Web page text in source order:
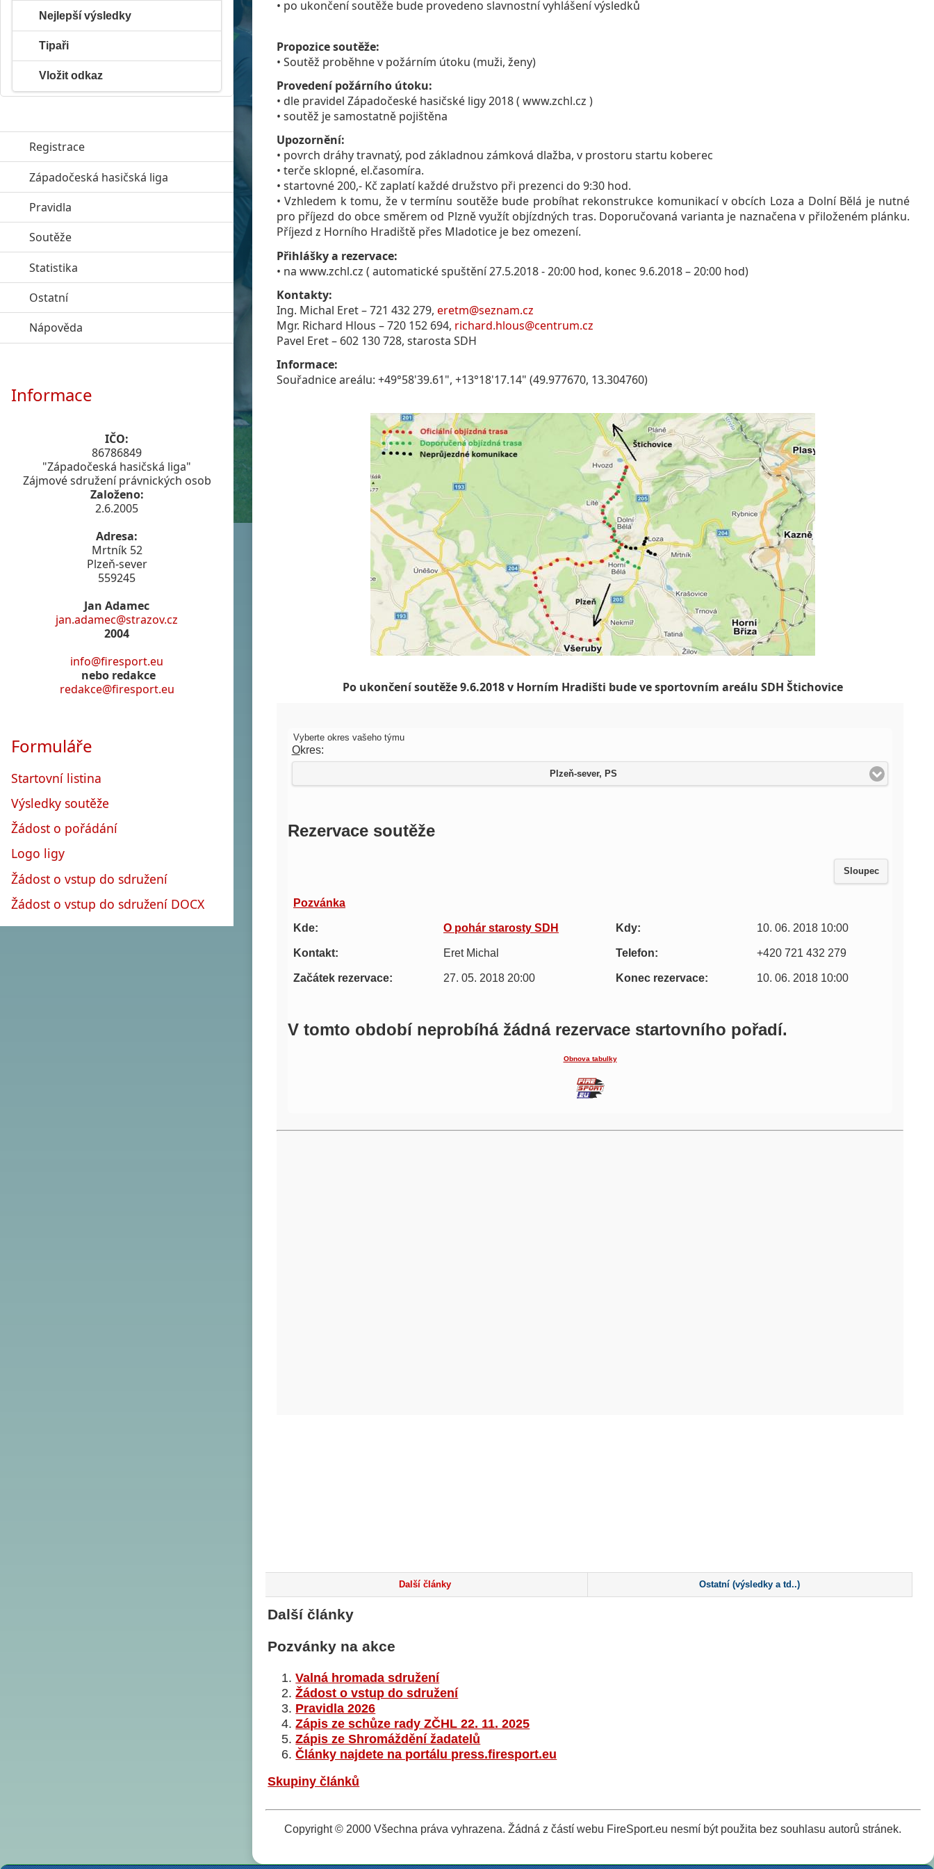
• po ukončení soutěže bude provedeno slavnostní vyhlášení výsledků
Propozice soutěže:
• Soutěž proběhne v požárním útoku (muži, ženy)
Provedení požárního útoku:
• dle pravidel Západočeské hasičské ligy 2018 ( www.zchl.cz )
• soutěž je samostatně pojištěna
Upozornění:
• povrch dráhy travnatý, pod základnou zámková dlažba, v prostoru startu koberec
• terče sklopné, el.časomíra.
• startovné 200,- Kč zaplatí každé družstvo při prezenci do 9:30 hod.
• Vzhledem k tomu, že v termínu soutěže bude probíhat rekonstrukce komunikací v obcích Loza a Dolní Bělá je nutné
pro příjezd do obce směrem od Plzně využít objízdných tras. Doporučovaná varianta je naznačena v přiloženém plánku.
Příjezd z Horního Hradiště přes Mladotice je bez omezení.
Přihlášky a rezervace:
• na www.zchl.cz ( automatické spuštění 27.5.2018 - 20:00 hod, konec 9.6.2018 – 20:00 hod)
Kontakty:
Ing. Michal Eret – 721 432 279, eretm@seznam.cz
Mgr. Richard Hlous – 720 152 694, richard.hlous@centrum.cz
Pavel Eret – 602 130 728, starosta SDH
Informace:
Souřadnice areálu: +49°58'39.61", +13°18'17.14" (49.977670, 13.304760)
Po ukončení soutěže 9.6.2018 v Horním Hradišti bude ve sportovním areálu SDH Štichovice
Další články Ostatní (výsledky a td..)
Další články
Pozvánky na akce
Valná hromada sdružení
Žádost o vstup do sdružení
Pravidla 2026
Zápis ze schůze rady ZČHL 22. 11. 2025
Zápis ze Shromáždění žadatelů
Články najdete na portálu press.firesport.eu
Skupiny článků
Copyright © 2000 Všechna práva vyhrazena. Žádná z částí webu FireSport.eu nesmí být použita bez souhlasu autorů stránek.
Nejlepší výsledky
Tipaři
Vložit odkaz
Registrace
Západočeská hasičská liga click to expand contents
Pravidla
Soutěže
Statistika
Ostatníclick to expand contents
Nápověda
Informace
IČO:
86786849
"Západočeská hasičská liga"
Zájmové sdružení právnických osob
Založeno:
2.6.2005
Adresa:
Mrtník 52
Plzeň-sever
559245
Jan Adamec
jan.adamec@strazov.cz
2004
info@firesport.eu
nebo redakce
redakce@firesport.eu
Formuláře
Startovní listina
Výsledky soutěže
Žádost o pořádání
Logo ligy
Žádost o vstup do sdružení
Žádost o vstup do sdružení DOCX